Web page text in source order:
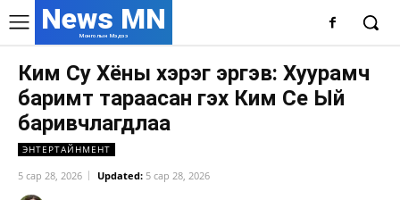
News MN
Монголын Мэдээ
Ким Су Хёны хэрэг эргэв: Хуурамч
баримт тараасан гэх Ким Се Ый
баривчлагдлаа
ЭНТЕРТАЙНМЕНТ
5 сар 28, 2026 Updated: 5 сар 28, 2026